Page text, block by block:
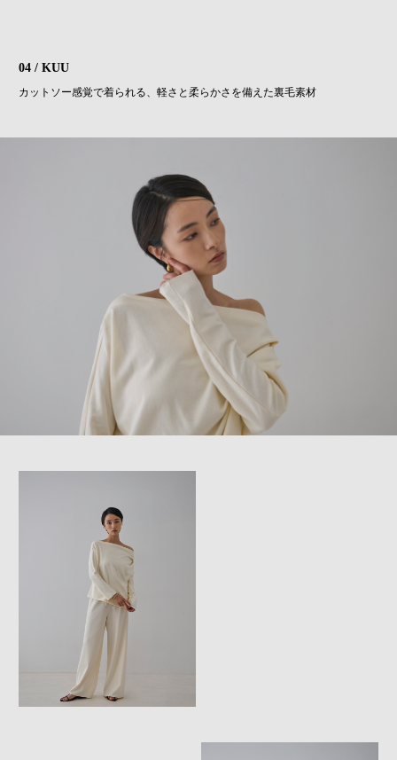
04 / KUU
カットソー感覚で着られる、軽さと柔らかさを備えた裏毛素材